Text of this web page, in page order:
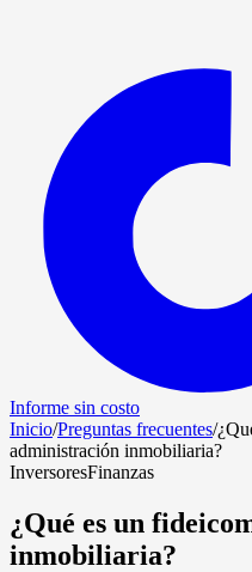
Informe sin costo
Inicio/Preguntas frecuentes/
administración inmobiliaria?
InversoresFinanzas
¿Qué es un
inmobiliaria?